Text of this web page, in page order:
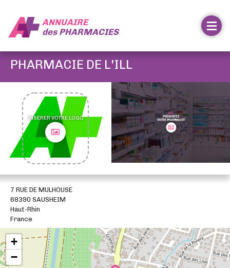
ANNUAIRE
desPHARMACIES
PHARMACIE DE L'ILL
INSÉRER VOTRE LOGO
7 RUE DE MULHOUSE
68390 SAUSHEIM
Haut-Rhin
France
+
−